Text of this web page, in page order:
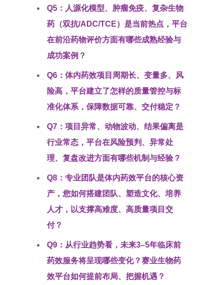
Q5：人源化模型、肿瘤免疫、复杂生物
药（双抗/ADC/TCE）是当前热点，平台
在前沿药物评价方面有哪些成熟经验与
成功案例？
Q6：体内药效项目周期长、变量多、风
险高，平台建立了怎样的质量管控与标
准化体系，保障数据可靠、交付稳定？
Q7：项目异常、动物波动、结果偏离是
行业常态，平台在风险预判、异常处
理、复盘改进方面有哪些机制与经验？
Q8：专业团队是体内药效平台的核心资
产，您如何搭建团队、塑造文化、培养
人才，以支撑高难度、高质量项目交
付？
Q9：从行业趋势看，未来3–5年临床前
药效服务将呈现哪些变化？赛业生物药
效平台如何提前布局、把握机遇？